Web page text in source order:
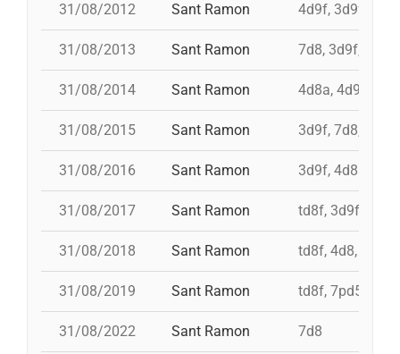
31/08/2012 Sant Ramon 4d9f, 3d9f,
31/08/2013 Sant Ramon 7d8, 3d9f,
31/08/2014 Sant Ramon 4d8a, 4d9f,
31/08/2015 Sant Ramon 3d9f, 7d8,
31/08/2016 Sant Ramon 3d9f, 4d8a,
31/08/2017 Sant Ramon td8f, 3d9f, 4d8,
31/08/2018 Sant Ramon td8f, 4d8, 3d8,
31/08/2019 Sant Ramon td8f, 7pd5, pd5
31/08/2022 Sant Ramon 7d8